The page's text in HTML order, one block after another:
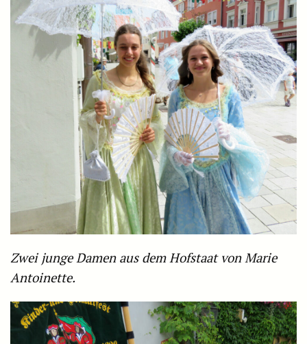
Zwei junge Damen aus dem Hofstaat von Marie
Antoinette.